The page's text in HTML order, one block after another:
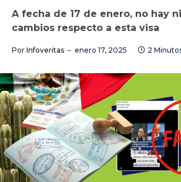
A fecha de 17 de enero, no hay
cambios respecto a esta visa
Por Infoveritas enero 17, 2025 2